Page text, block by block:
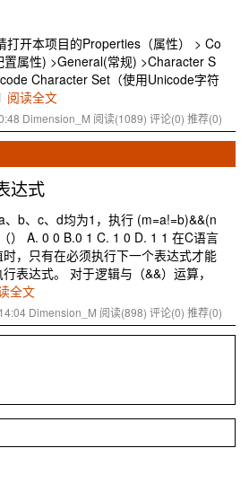
打开本项目的Properties（属性） > Co
属性) >General(常规) >Character S
Character Set（使用Unicode字符
阅读全文
Dimension_M 阅读(1089) 评论(0) 推荐(0)
达式
b、c、d均为1，执行 (m=a!=b)&&(n
） A. 0 0 B.0 1 C. 1 0 D. 1 1 在C语言
，只有在必须执行下一个表达式才能
表达式。 对于逻辑与（&&）运算，
全文
Dimension_M 阅读(898) 评论(0) 推荐(0)